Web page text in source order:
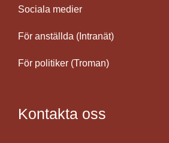
Sociala medier
För anställda (Intranät)
För politiker (Troman)
Kontakta oss